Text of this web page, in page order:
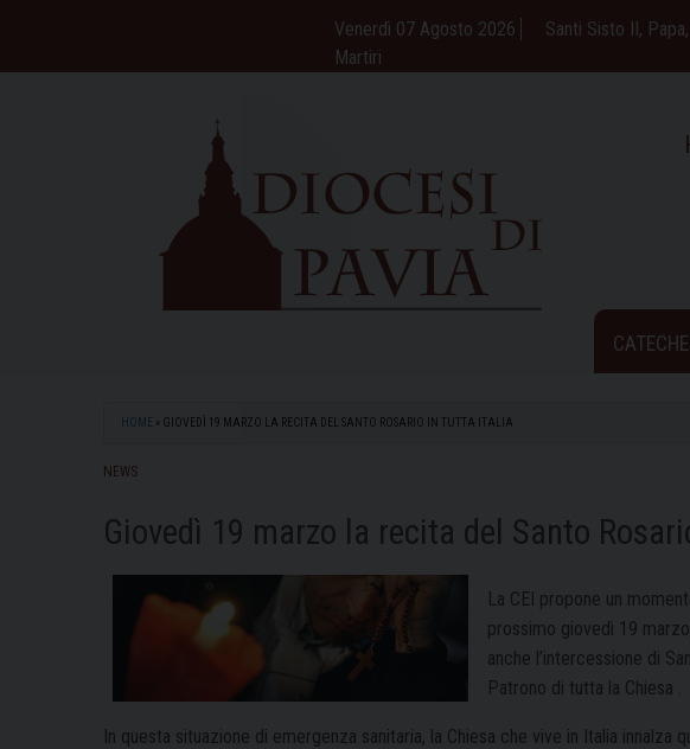
content
Venerdì 07 Agosto 2026
Santi Sisto II,
Martiri
HOME » GIOVEDÌ 19 MARZO LA RECITA DEL SANTO ROSARIO IN TUTTA ITALIA
NEWS
Giovedì 19 marzo la recita del Santo
La CEI propone un
prossimo giovedì 19
anche l’intercessione di
Patrono di tutta la Chiesa .
In questa situazione di emergenza sanitaria, la Chiesa che vive in Italia innalza